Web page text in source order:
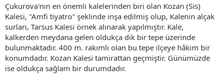
Çukurova'nın en önemli kalelerinden biri olan Kozan (Sis)
Kalesi, "Amfi tiyatro" şeklinde inşa edilmiş olup, Kalenin alçak
surları, Tarsus Kalesi örnek alınarak yapılmıştır. Kale,
kalkerden meydana gelen oldukça dik bir tepe üzerinde
bulunmaktadır. 400 m. rakımlı olan bu tepe ilçeye hâkim bir
konumdadır. Kozan Kalesi tamirattan geçmiştir. Günümüzde
ise oldukça sağlam bir durumdadır.